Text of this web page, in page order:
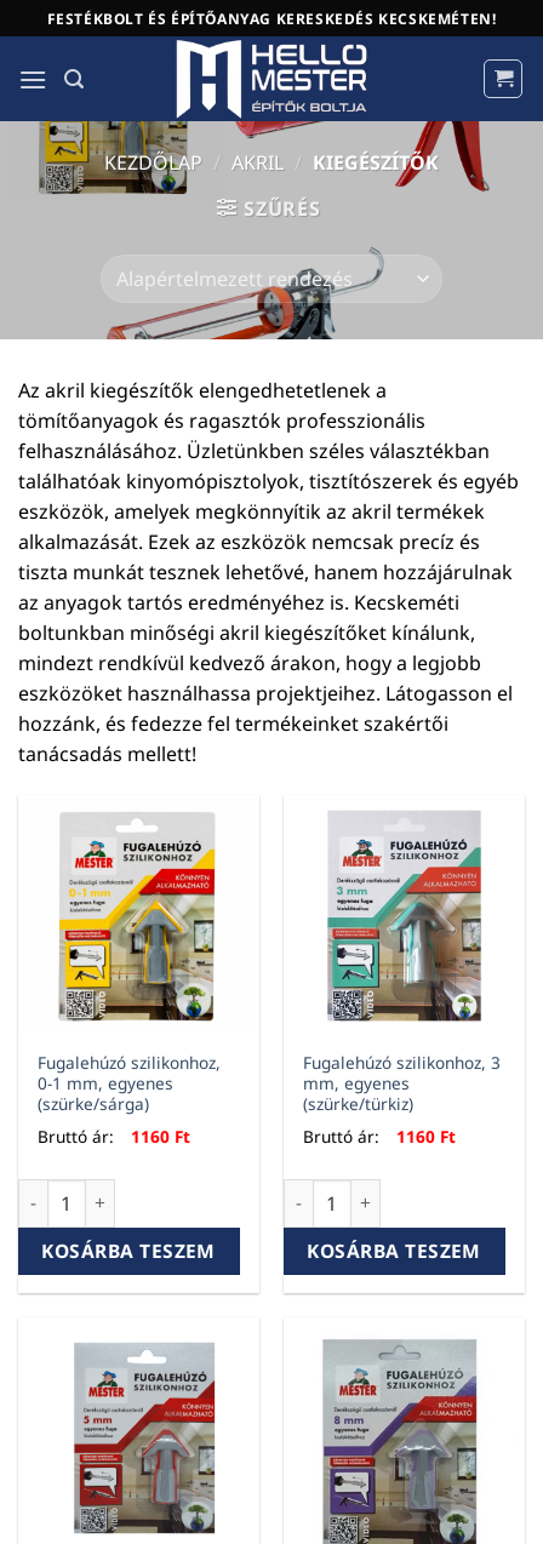
to
content
FESTÉKBOLT ÉS ÉPÍTŐANYAG KERESKEDÉS KECSKEMÉTEN!
KEZDŐLAP / AKRIL / KIEGÉSZÍTŐK
SZŰRÉS
Az akril kiegészítők elengedhetetlenek a
tömítőanyagok és ragasztók professzionális
felhasználásához. Üzletünkben széles választékban
találhatóak kinyomópisztolyok, tisztítószerek és egyéb
eszközök, amelyek megkönnyítik az akril termékek
alkalmazását. Ezek az eszközök nemcsak precíz és
tiszta munkát tesznek lehetővé, hanem hozzájárulnak
az anyagok tartós eredményéhez is. Kecskeméti
boltunkban minőségi akril kiegészítőket kínálunk,
mindezt rendkívül kedvező árakon, hogy a legjobb
eszközöket használhassa projektjeihez. Látogasson el
hozzánk, és fedezze fel termékeinket szakértői
tanácsadás mellett!
Fugalehúzó szilikonhoz,
0-1 mm, egyenes
(szürke/sárga)
Bruttó ár:
1160 Ft
Fugalehúzó szilikonhoz, 0-1 mm, egyenes (szürke/sárga)
KOSÁRBA TESZEM
Fugalehúzó szilikonhoz, 3
mm, egyenes
(szürke/türkiz)
Bruttó ár:
1160 Ft
Fugalehúzó szilikonhoz, 3
KOSÁRBA TESZEM